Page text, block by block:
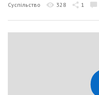
Суспільство 328 1